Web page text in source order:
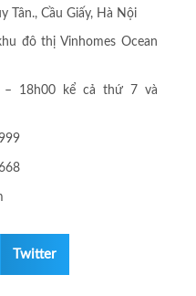
Tân., Cầu Giấy, Hà Nội
đô thị Vinhomes Ocean
18h00 kểcả thứ 7 và
Twitter